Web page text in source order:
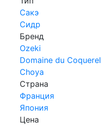
Сакэ
Сидр
Бренд
Ozeki
Domaine du Coquerel
Choya
Страна
Франция
Япония
Цена